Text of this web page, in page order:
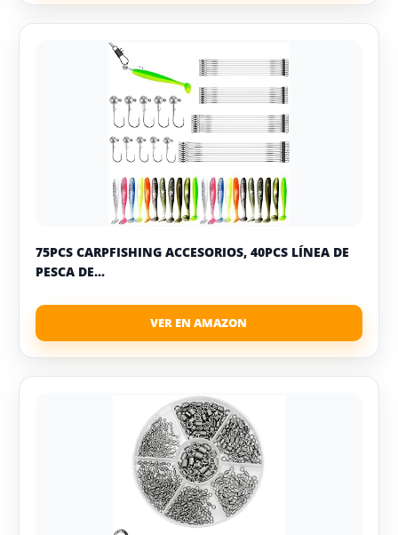
75PCS CARPFISHING ACCESORIOS, 40PCS LÍNEA DE
PESCA DE...